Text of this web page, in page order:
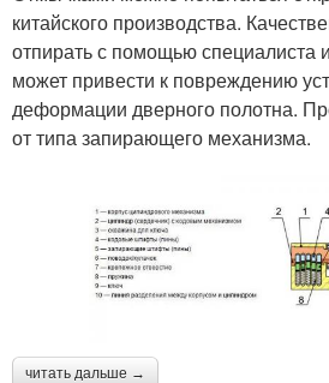
китайского производства.
отпирать с помощью специалиста
может привести к повреждению
деформации дверного полотна.
от типа запирающего механизма.
читать дальше →